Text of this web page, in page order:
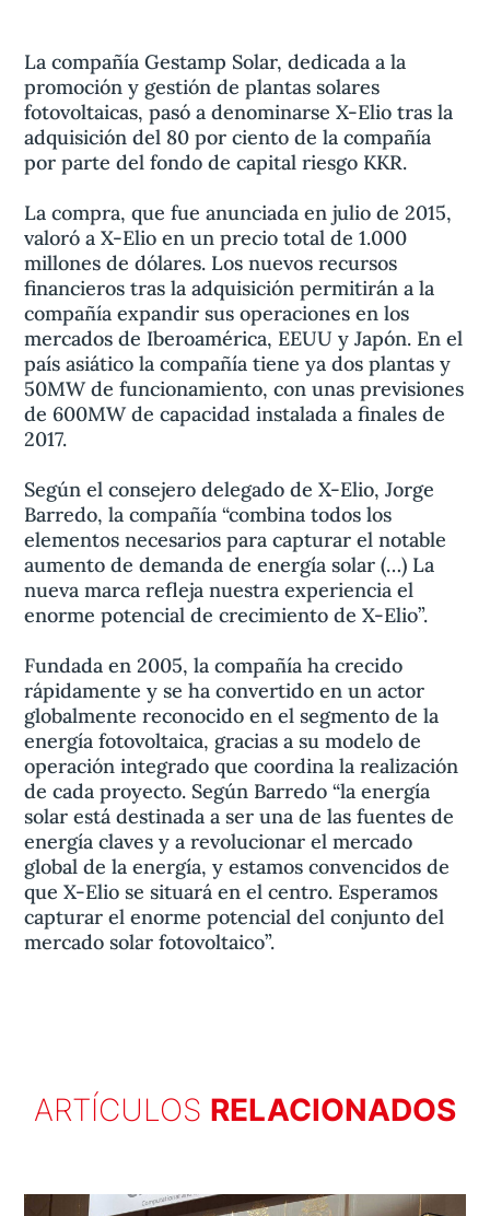
La compañía Gestamp Solar, dedicada a la
promoción y gestión de plantas solares
fotovoltaicas, pasó a denominarse X-Elio tras la
adquisición del 80 por ciento de la compañía
por parte del fondo de capital riesgo KKR.
La compra, que fue anunciada en julio de 2015,
valoró a X-Elio en un precio total de 1.000
millones de dólares. Los nuevos recursos
financieros tras la adquisición permitirán a la
compañía expandir sus operaciones en los
mercados de Iberoamérica, EEUU y Japón. En el
país asiático la compañía tiene ya dos plantas y
50MW de funcionamiento, con unas previsiones
de 600MW de capacidad instalada a finales de
2017.
Según el consejero delegado de X-Elio, Jorge
Barredo, la compañía “combina todos los
elementos necesarios para capturar el notable
aumento de demanda de energía solar (…) La
nueva marca refleja nuestra experiencia el
enorme potencial de crecimiento de X-Elio”.
Fundada en 2005, la compañía ha crecido
rápidamente y se ha convertido en un actor
globalmente reconocido en el segmento de la
energía fotovoltaica, gracias a su modelo de
operación integrado que coordina la realización
de cada proyecto. Según Barredo “la energía
solar está destinada a ser una de las fuentes de
energía claves y a revolucionar el mercado
global de la energía, y estamos convencidos de
que X-Elio se situará en el centro. Esperamos
capturar el enorme potencial del conjunto del
mercado solar fotovoltaico”.
ARTÍCULOS RELACIONADOS